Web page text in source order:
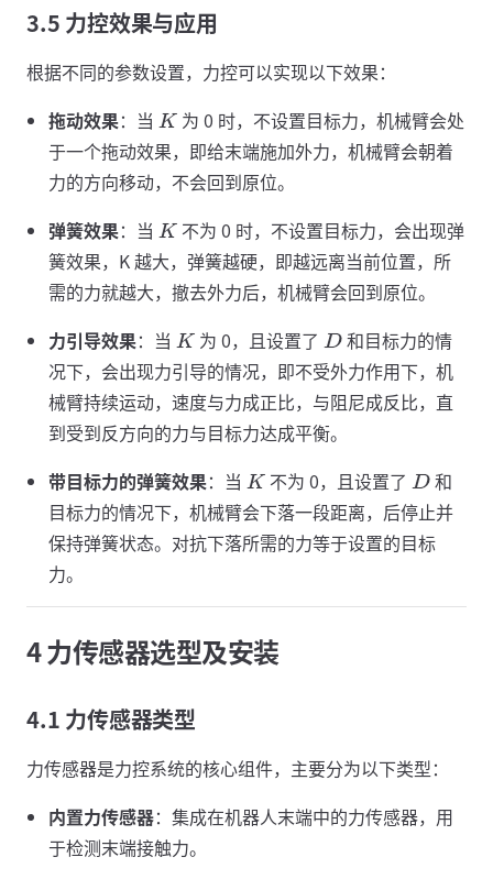
3.5 力控效果与应用
根据不同的参数设置，力控可以实现以下效果：
拖动效果：当 K 为 0 时，不设置目标力，机械臂会处
于一个拖动效果，即给末端施加外力，机械臂会朝着
力的方向移动，不会回到原位。
弹簧效果：当 K 不为 0 时，不设置目标力，会出现弹
簧效果，K 越大，弹簧越硬，即越远离当前位置，所
需的力就越大，撤去外力后，机械臂会回到原位。
力引导效果：当 K 为 0，且设置了D 和目标力的情
况下，会出现力引导的情况，即不受外力作用下，机
械臂持续运动，速度与力成正比，与阻尼成反比，直
到受到反方向的力与目标力达成平衡。
带目标力的弹簧效果：当 K 不为 0，且设置了D 和
目标力的情况下，机械臂会下落一段距离，后停止并
保持弹簧状态。对抗下落所需的力等于设置的目标
力。
4 力传感器选型及安装
4.1 力传感器类型
力传感器是力控系统的核心组件，主要分为以下类型：
内置力传感器：集成在机器人末端中的力传感器，用
于检测末端接触力。